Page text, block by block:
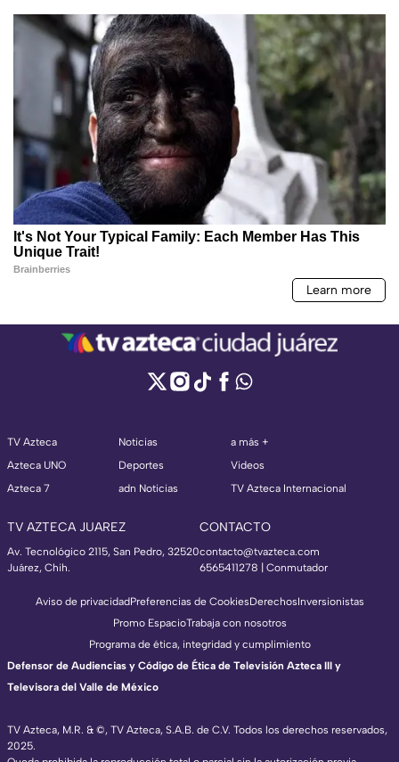
TV Azteca
Azteca UNO
Azteca 7
Noticias
Deportes
adn Noticias
a más +
Videos
TV Azteca Internacional
TV AZTECA JUAREZ
Av. Tecnológico 2115, San Pedro, 32520
Juárez, Chih.
CONTACTO
contacto@tvazteca.com
6565411278 | Conmutador
TV Azteca, M.R. & ©, TV Azteca, S.A.B. de C.V. Todos los derechos reservados,
2025.
Aviso de privacidadPreferencias de CookiesDerechosInversionistas
Promo EspacioTrabaja con nosotros
Programa de ética, integridad y cumplimiento
Defensor de Audiencias y Código de Ética de Televisión Azteca III y
Televisora del Valle de México